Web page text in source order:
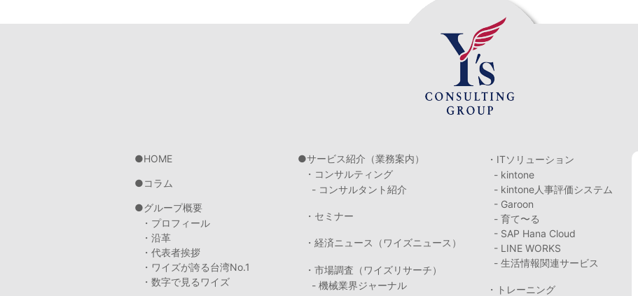
HOME
コラム
グループ概要
・プロフィール
・沿革
・代表者挨拶
・ワイズが誇る台湾No.1
・数字で見るワイズ
サービス紹介（業務案内）
・コンサルティング
- コンサルタント紹介
・セミナー
・経済ニュース（ワイズニュース）
・市場調査（ワイズリサーチ）
- 機械業界ジャーナル
・ITソリューション
- kintone
- kintone人事評価システム
- Garoon
- 育て〜る
- SAP Hana Cloud
- LINE WORKS
- 生活情報関連サービス
・トレーニング